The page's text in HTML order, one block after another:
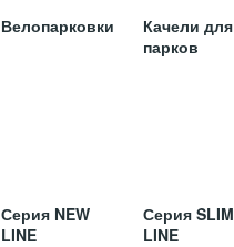
Велопарковки
Качели для
парков
Серия NEW
LINE
Серия SLIM
LINE